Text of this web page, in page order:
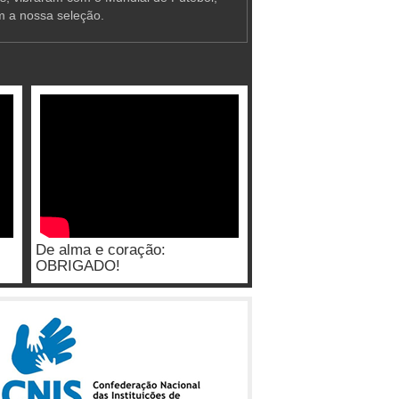
a nossa seleção.
De alma e coração:
OBRIGADO!